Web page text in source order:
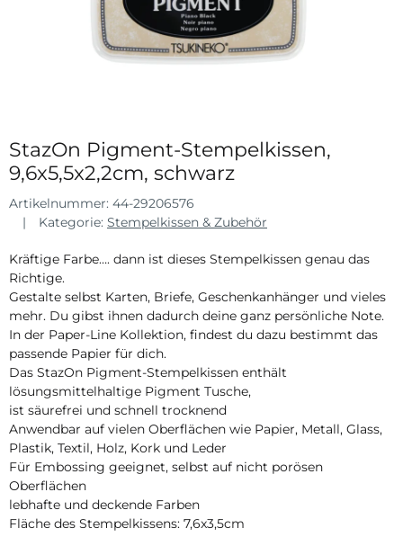
StazOn Pigment-Stempelkissen,
9,6x5,5x2,2cm, schwarz
Artikelnummer: 44-29206576
Kategorie: Stempelkissen & Zubehör
Kräftige Farbe…. dann ist dieses Stempelkissen genau das
Richtige.
Gestalte selbst Karten, Briefe, Geschenkanhänger und vieles
mehr. Du gibst ihnen dadurch deine ganz persönliche Note.
In der Paper-Line Kollektion, findest du dazu bestimmt das
passende Papier für dich.
Das StazOn Pigment-Stempelkissen enthält
lösungsmittelhaltige Pigment Tusche,
ist säurefrei und schnell trocknend
Anwendbar auf vielen Oberflächen wie Papier, Metall, Glass,
Plastik, Textil, Holz, Kork und Leder
Für Embossing geeignet, selbst auf nicht porösen
Oberflächen
lebhafte und deckende Farben
Fläche des Stempelkissens: 7,6x3,5cm